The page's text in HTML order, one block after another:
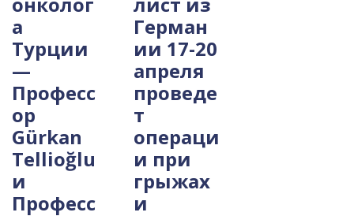
а
Турции
—
Професс
ор
Gürkan
Tellioğlu
и
Професс
Герман
ии 17-20
апреля
проведе
т
операци
и при
грыжах
и